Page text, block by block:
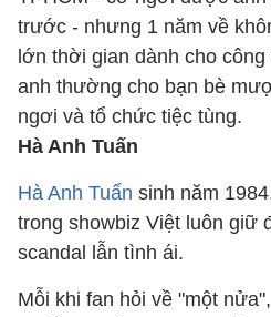
trước - nhưng 1 năm về
lớn thời gian dành cho
anh thường cho bạn bè
ngơi và tổ chức tiệc tùng.
Hà Anh Tuấn
Hà Anh Tuấn sinh năm
trong showbiz Việt luôn giữ
scandal lẫn tình ái.
Mỗi khi fan hỏi về "một